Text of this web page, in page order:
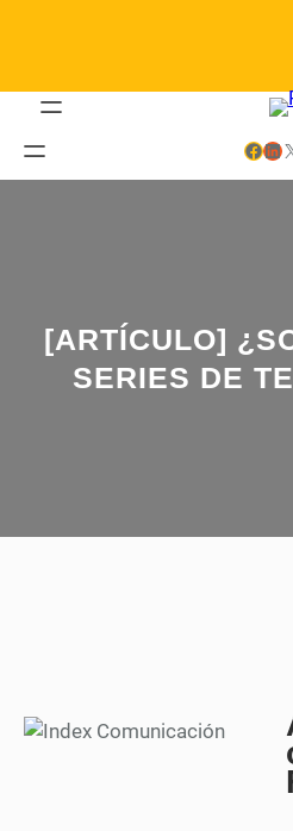
Facebook LinkedIn X
[ARTÍCULO]
SERIES DE